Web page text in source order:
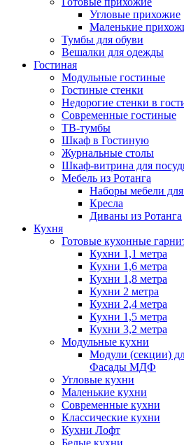
Угловые прихожие
Маленькие
Тумбы для обуви
Вешалки для одежды
Гостиная
Модульные гостиные
Гостиные стенки
Недорогие стенки в
Современные гостиные
ТВ-тумбы
Шкаф в Гостиную
Журнальные столы
Шкаф-витрина для
Мебель из Ротанга
Наборы мебели
Кресла
Диваны из Ротанга
Кухня
Готовые кухонные
Кухни 1,1 метра
Кухни 1,6 метра
Кухни 1,8 метра
Кухни 2 метра
Кухни 2,4 метра
Кухни 1,5 метра
Кухни 3,2 метра
Модульные кухни
Модули (секции)
Фасады МДФ
Угловые кухни
Маленькие кухни
Современные кухни
Классические кухни
Кухни Лофт
Белые кухни